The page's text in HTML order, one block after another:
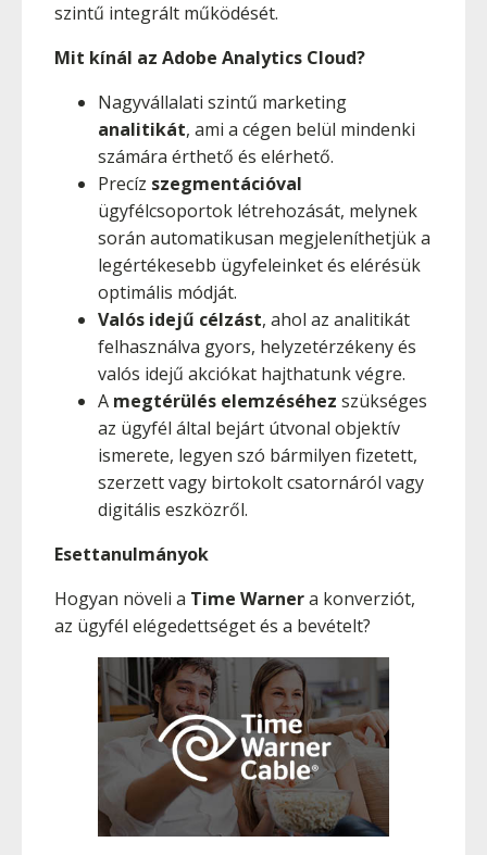
szintű integrált működését.
Mit kínál az Adobe Analytics Cloud?
Nagyvállalati szintű marketing
analitikát, ami a cégen belül mindenki
számára érthető és elérhető.
Precíz szegmentációval
ügyfélcsoportok létrehozását, melynek
során automatikusan megjeleníthetjük a
legértékesebb ügyfeleinket és elérésük
optimális módját.
Valós idejű célzást, ahol az analitikát
felhasználva gyors, helyzetérzékeny és
valós idejű akciókat hajthatunk végre.
A megtérülés elemzéséhez szükséges
az ügyfél által bejárt útvonal objektív
ismerete, legyen szó bármilyen fizetett,
szerzett vagy birtokolt csatornáról vagy
digitális eszközről.
Esettanulmányok
Hogyan növeli a Time Warnera konverziót,
az ügyfél elégedettséget és a bevételt?